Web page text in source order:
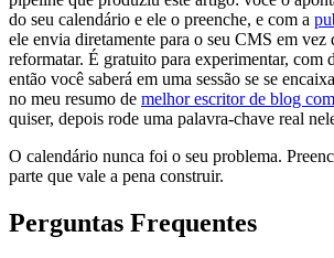
do seu calendário e ele o preenche, e com a
ele envia diretamente para o seu CMS em vez
reformatar. É gratuito para experimentar, com
então você saberá em uma sessão se se
no meu resumo de melhor escritor de blog
quiser, depois rode uma palavra-chave real
O calendário nunca foi o seu problema.
parte que vale a pena construir.
Perguntas Frequentes